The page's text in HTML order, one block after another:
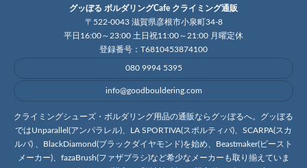
グッぼる ボルダリングCafe クライミング通販
〒522-0043 滋賀県彦根市小泉町34-8
平日16:00～23:00 土日祝11:00～21:00 月曜定休
登録番号：T6810453874100
080 9994 5395
info@goodbouldering.com
クライミングシューズ・ボルダリング用品の通販ならグッぼるへ。グッぼる
ではUnparallel(アンパラレル)、LA SPORTIVA(スポルティバ)、SCARPA(スカ
ルパ) 、BlackDiamond(ブラックダイヤモンド)を始め、Beastmaker(ビースト
メーカー)、fazaBrush(ファザブラシ)など希少なメーカーも取り揃えていま